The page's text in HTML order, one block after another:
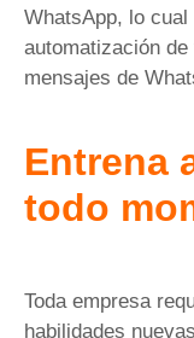
WhatsApp, lo
automatización
mensajes de
Entrena
todo
Toda empresa
habilidades